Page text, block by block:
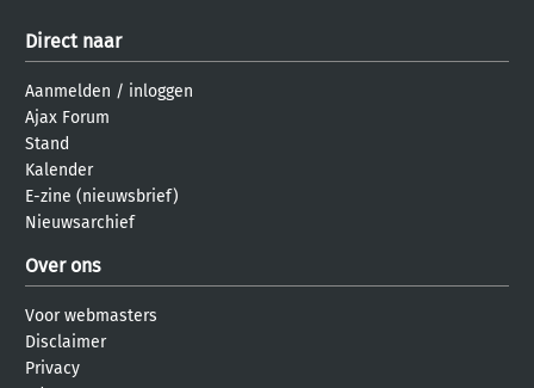
Direct naar
Aanmelden / inloggen
Ajax Forum
Stand
Kalender
E-zine (nieuwsbrief)
Nieuwsarchief
Over ons
Voor webmasters
Disclaimer
Privacy